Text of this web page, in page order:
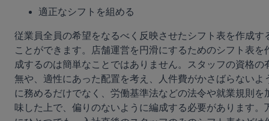
適正なシフトを組める
従業員全員の希望をなるべく反映させたシフト表を作成す
ことができます。店舗運営を円滑にするためのシフト表を
成するのは簡単なことではありません。スタッフの資格の
無や、適性にあった配置を考え、人件費がかさばらないよ
に務めるだけでなく、労働基準法などの法令や就業規則を
味した上で、偏りのないように編成する必要があります。